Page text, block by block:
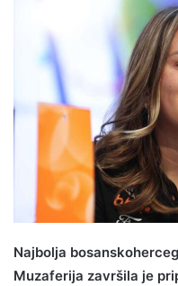
Najbolja
Muzaferija završila je